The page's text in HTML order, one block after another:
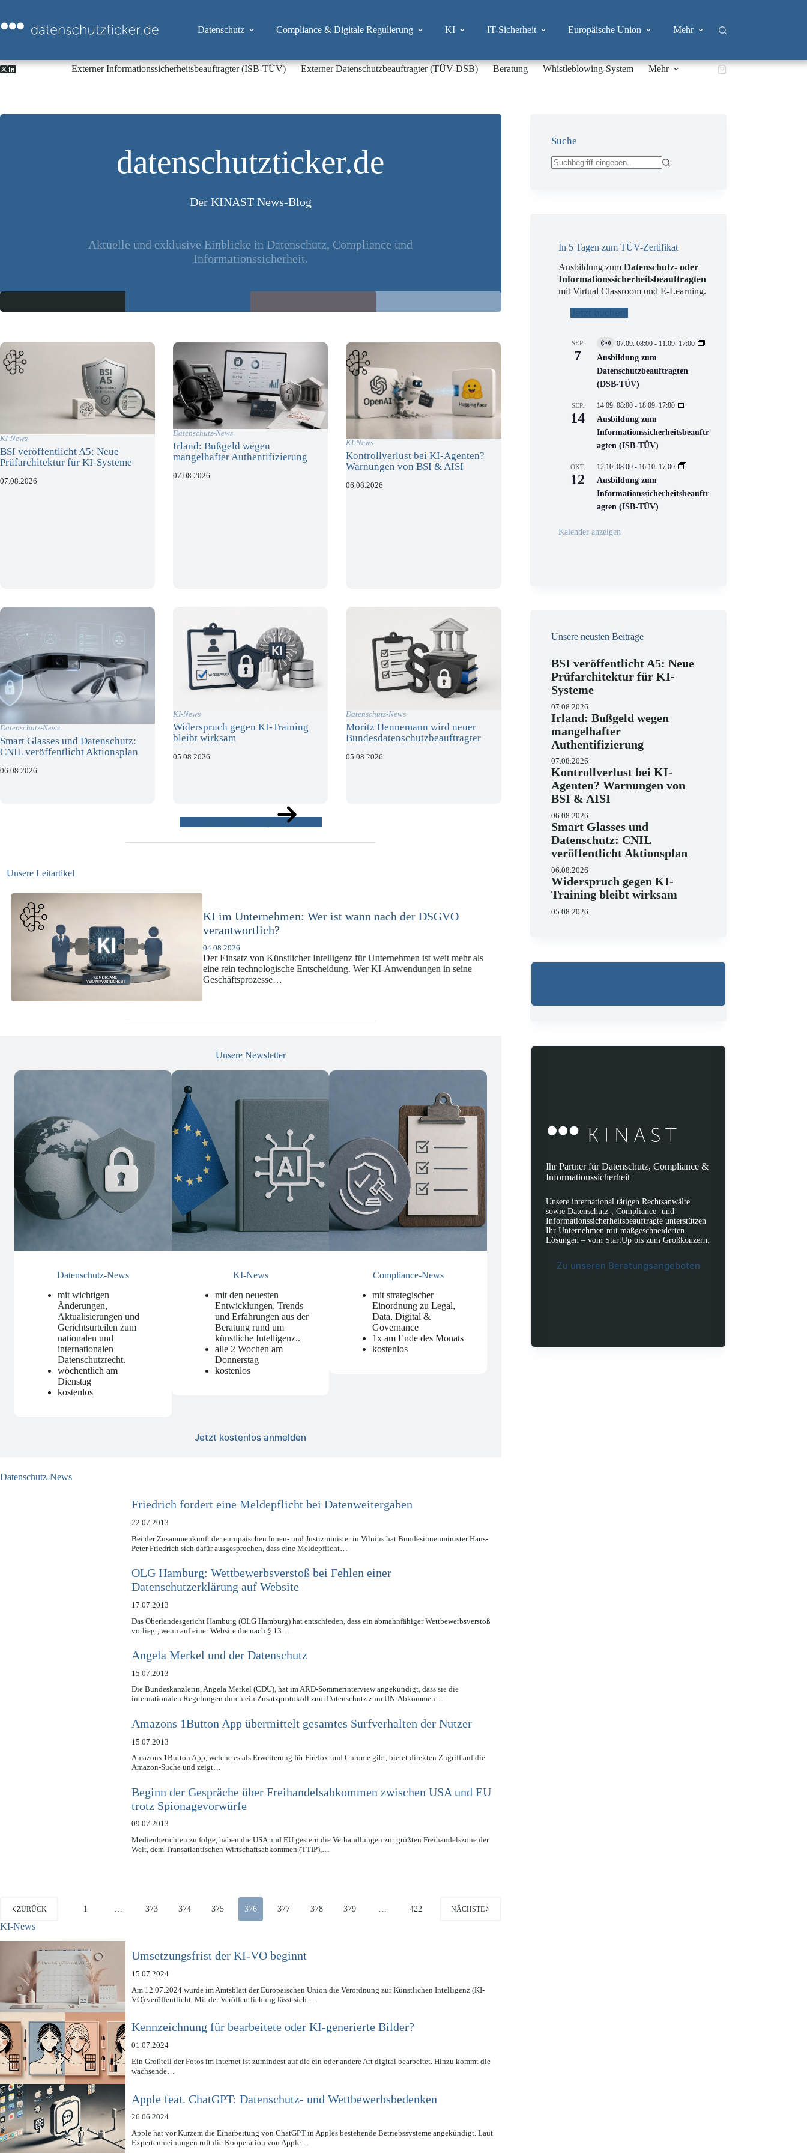
springen
Datenschutz Compliance & Digitale Regulierung KI IT-Sicherheit Europäische Union Mehr
Externer Informationssicherheitsbeauftragter (ISB-TÜV) Externer Datenschutzbeauftragter (TÜV-DSB) Beratung Whistleblowing-System Mehr Warenkorb
datenschutzticker.de
Der KINAST News-Blog
Aktuelle und exklusive Einblicke in Datenschutz, Compliance und
Informationssicherheit.
KI-News
BSI veröffentlicht A5: Neue
Prüfarchitektur für KI-Systeme
07.08.2026
Datenschutz-News
Irland: Bußgeld wegen
mangelhafter Authentifizierung
07.08.2026
KI-News
Kontrollverlust bei KI-Agenten?
Warnungen von BSI & AISI
06.08.2026
Datenschutz-News
Smart Glasses und Datenschutz:
CNIL veröffentlicht Aktionsplan
06.08.2026
KI-News
Widerspruch gegen KI-Training
bleibt wirksam
05.08.2026
Datenschutz-News
Moritz Hennemann wird neuer
Bundesdatenschutzbeauftragter
05.08.2026
Unsere Leitartikel
KI-Compliance in der Versicherungswirtschaft mit DORA,
DSGVO und KI-VO
07.07.2026
Die europäische Digitalregulierung hat in den vergangenen Jahren eine
enorme Komplexität erreicht, die insbesondere Unternehmen der Finanz-
und Versicherungswirtschaft vor…
strukturieren, Schriftsätze
Unsere Newsletter
Datenschutz-News
mit wichtigen
Änderungen,
Aktualisierungen und
Gerichtsurteilen zum
nationalen und
internationalen
Datenschutzrecht.
wöchentlich am
Dienstag
kostenlos
KI-News
mit den neuesten
Entwicklungen, Trends
und Erfahrungen aus der
Beratung rund um
künstliche Intelligenz..
alle 2 Wochen am
Donnerstag
kostenlos
Compliance-News
mit strategischer
Einordnung zu Legal,
Data, Digital &
Governance
1x am Ende des Monats
kostenlos
Jetzt kostenlos anmelden
Datenschutz-News
Friedrich fordert eine Meldepflicht bei Datenweitergaben
22.07.2013
Bei der Zusammenkunft der europäischen Innen- und Justizminister in Vilnius hat Bundesinnenminister Hans-
Peter Friedrich sich dafür ausgesprochen, dass eine Meldepflicht…
OLG Hamburg: Wettbewerbsverstoß bei Fehlen einer
Datenschutzerklärung auf Website
17.07.2013
Das Oberlandesgericht Hamburg (OLG Hamburg) hat entschieden, dass ein abmahnfähiger Wettbewerbsverstoß
vorliegt, wenn auf einer Website die nach § 13…
Angela Merkel und der Datenschutz
15.07.2013
Die Bundeskanzlerin, Angela Merkel (CDU), hat im ARD-Sommerinterview angekündigt, dass sie die
internationalen Regelungen durch ein Zusatzprotokoll zum Datenschutz zum UN-Abkommen…
Amazons 1Button App übermittelt gesamtes Surfverhalten der Nutzer
15.07.2013
Amazons 1Button App, welche es als Erweiterung für Firefox und Chrome gibt, bietet direkten Zugriff auf die
Amazon-Suche und zeigt…
Beginn der Gespräche über Freihandelsabkommen zwischen USA und EU
trotz Spionagevorwürfe
09.07.2013
Medienberichten zu folge, haben die USA und EU gestern die Verhandlungen zur größten Freihandelszone der
Welt, dem Transatlantischen Wirtschaftsabkommen (TTIP),…
ZURÜCK 1 373 374 375 376 377 378 379 422 NÄCHSTE
KI-News
Umsetzungsfrist der KI-VO beginnt
15.07.2024
Am 12.07.2024 wurde im Amtsblatt der Europäischen Union die Verordnung zur Künstlichen Intelligenz (KI-
VO) veröffentlicht. Mit der Veröffentlichung lässt sich…
Kennzeichnung für bearbeitete oder KI-generierte Bilder?
01.07.2024
Ein Großteil der Fotos im Internet ist zumindest auf die ein oder andere Art digital bearbeitet. Hinzu kommt die
wachsende…
Apple feat. ChatGPT: Datenschutz- und Wettbewerbsbedenken
26.06.2024
Apple hat vor Kurzem die Einarbeitung von ChatGPT in Apples bestehende Betriebssysteme angekündigt. Laut
Expertenmeinungen ruft die Kooperation von Apple…
Suche
In 5 Tagen zum TÜV-Zertifikat
Ausbildung zumDatenschutz- oder
Informationssicherheitsbeauftragten
mit Virtual Classroom und E-Learning.
Jetzt buchen!
SEP.
7
V
i
t
u
l
V
e
r
n
s
t
a
t
n
07.09. 08:00 - 11.09. 17:00
Ausbildung zum
Datenschutzbeauftragten
(DSB-TÜV)
SEP.
14
14.09. 08:00 - 18.09. 17:00
Ausbildung zum
Informationssicherheitsbeauftr
agten (ISB-TÜV)
OKT.
12
12.10. 08:00 - 16.10. 17:00
Ausbildung zum
Informationssicherheitsbeauftr
agten (ISB-TÜV)
Kalender anzeigen
Unsere neusten Beiträge
BSI veröffentlicht A5: Neue
Prüfarchitektur für KI-
Systeme
07.08.2026
Irland: Bußgeld wegen
mangelhafter
Authentifizierung
07.08.2026
Kontrollverlust bei KI-
Agenten? Warnungen von
BSI & AISI
06.08.2026
Smart Glasses und
Datenschutz: CNIL
veröffentlicht Aktionsplan
06.08.2026
Widerspruch gegen KI-
Training bleibt wirksam
05.08.2026
Ihr Partner für Datenschutz, Compliance &
Informationssicherheit
Unsere international tätigen Rechtsanwälte
sowie Datenschutz-, Compliance- und
Informationssicherheitsbeauftragte unterstützen
Ihr Unternehmen mit maßgeschneiderten
Lösungen – vom StartUp bis zum Großkonzern.
Zu unseren Beratungsangeboten